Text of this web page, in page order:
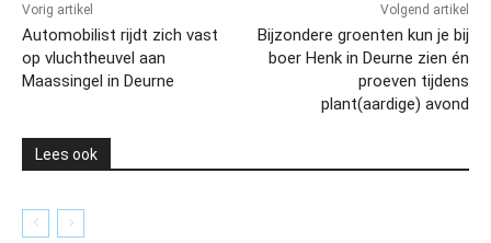
Vorig artikel
Automobilist rijdt zich vast
op vluchtheuvel aan
Maassingel in Deurne
Volgend artikel
Bijzondere groenten kun je bij
boer Henk in Deurne zien én
proeven tijdens
plant(aardige) avond
Lees ook